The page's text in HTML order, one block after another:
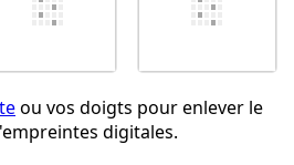
ou vos doigts pour enlever le
digitales.